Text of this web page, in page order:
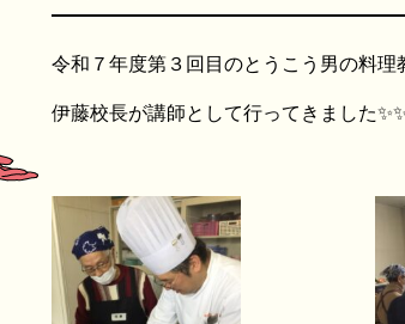
令和７年度第３回目のとうこう男の料理
伊藤校長が講師として行ってきました